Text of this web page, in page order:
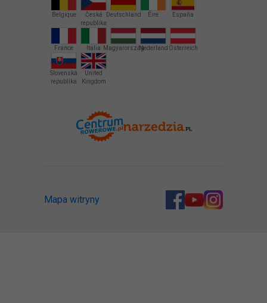
Belgique
Česká
republika
Deutschland Éire España
France Italia MagyarországNederland Österreich
Slovenská
republika
United
Kingdom
Mapa witryny